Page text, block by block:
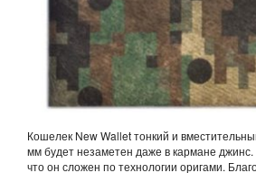
Кошелек New Wallet тонкий и
мм будет незаметен даже в кармане джинс.
что он сложен по технологии оригами.